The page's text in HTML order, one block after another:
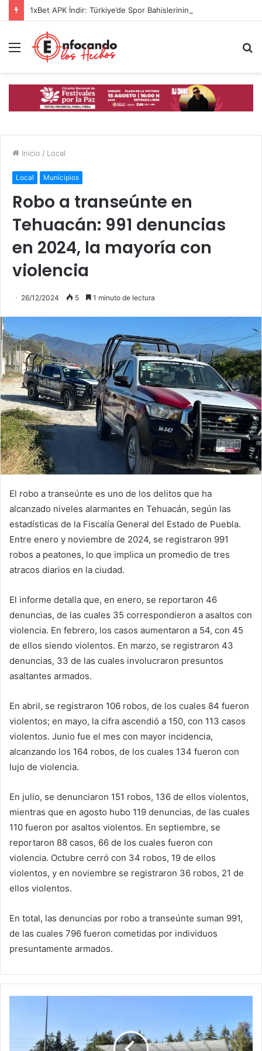
Menú
Inicio / Local
Local Municipios
Robo a transeúnte en
Tehuacán: 991 denuncias
en 2024, la mayoría con
violencia
26/12/2024 5 1 minuto de lectura
El robo a transeúnte es uno de los delitos que ha
alcanzado niveles alarmantes en Tehuacán, según las
estadísticas de la Fiscalía General del Estado de Puebla.
Entre enero y noviembre de 2024, se registraron 991
robos a peatones, lo que implica un promedio de tres
atracos diarios en la ciudad.
El informe detalla que, en enero, se reportaron 46
denuncias, de las cuales 35 correspondieron a asaltos con
violencia. En febrero, los casos aumentaron a 54, con 45
de ellos siendo violentos. En marzo, se registraron 43
denuncias, 33 de las cuales involucraron presuntos
asaltantes armados.
En abril, se registraron 106 robos, de los cuales 84 fueron
violentos; en mayo, la cifra ascendió a 150, con 113 casos
violentos. Junio fue el mes con mayor incidencia,
alcanzando los 164 robos, de los cuales 134 fueron con
lujo de violencia.
En julio, se denunciaron 151 robos, 136 de ellos violentos,
mientras que en agosto hubo 119 denuncias, de las cuales
110 fueron por asaltos violentos. En septiembre, se
reportaron 88 casos, 66 de los cuales fueron con
violencia. Octubre cerró con 34 robos, 19 de ellos
violentos, y en noviembre se registraron 36 robos, 21 de
ellos violentos.
En total, las denuncias por robo a transeúnte suman 991,
de las cuales 796 fueron cometidas por individuos
presuntamente armados.